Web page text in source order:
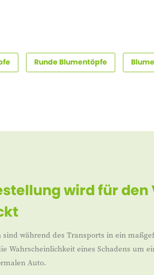
Runde Blumentöpfe
wird für
während des Transports in ein
Wahrscheinlichkeit eines Schadens um
Auto.